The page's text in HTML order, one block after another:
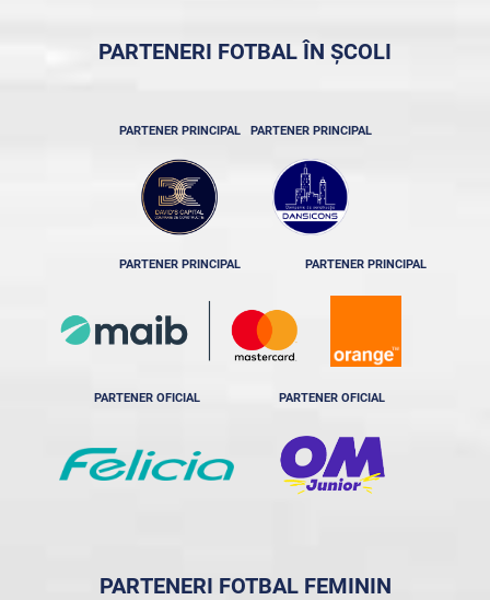
PARTENERI FOTBAL ÎN ȘCOLI
PARTENER PRINCIPAL PARTENER PRINCIPAL
PARTENER PRINCIPAL PARTENER PRINCIPAL
PARTENER OFICIAL PARTENER OFICIAL
PARTENERI FOTBAL FEMININ